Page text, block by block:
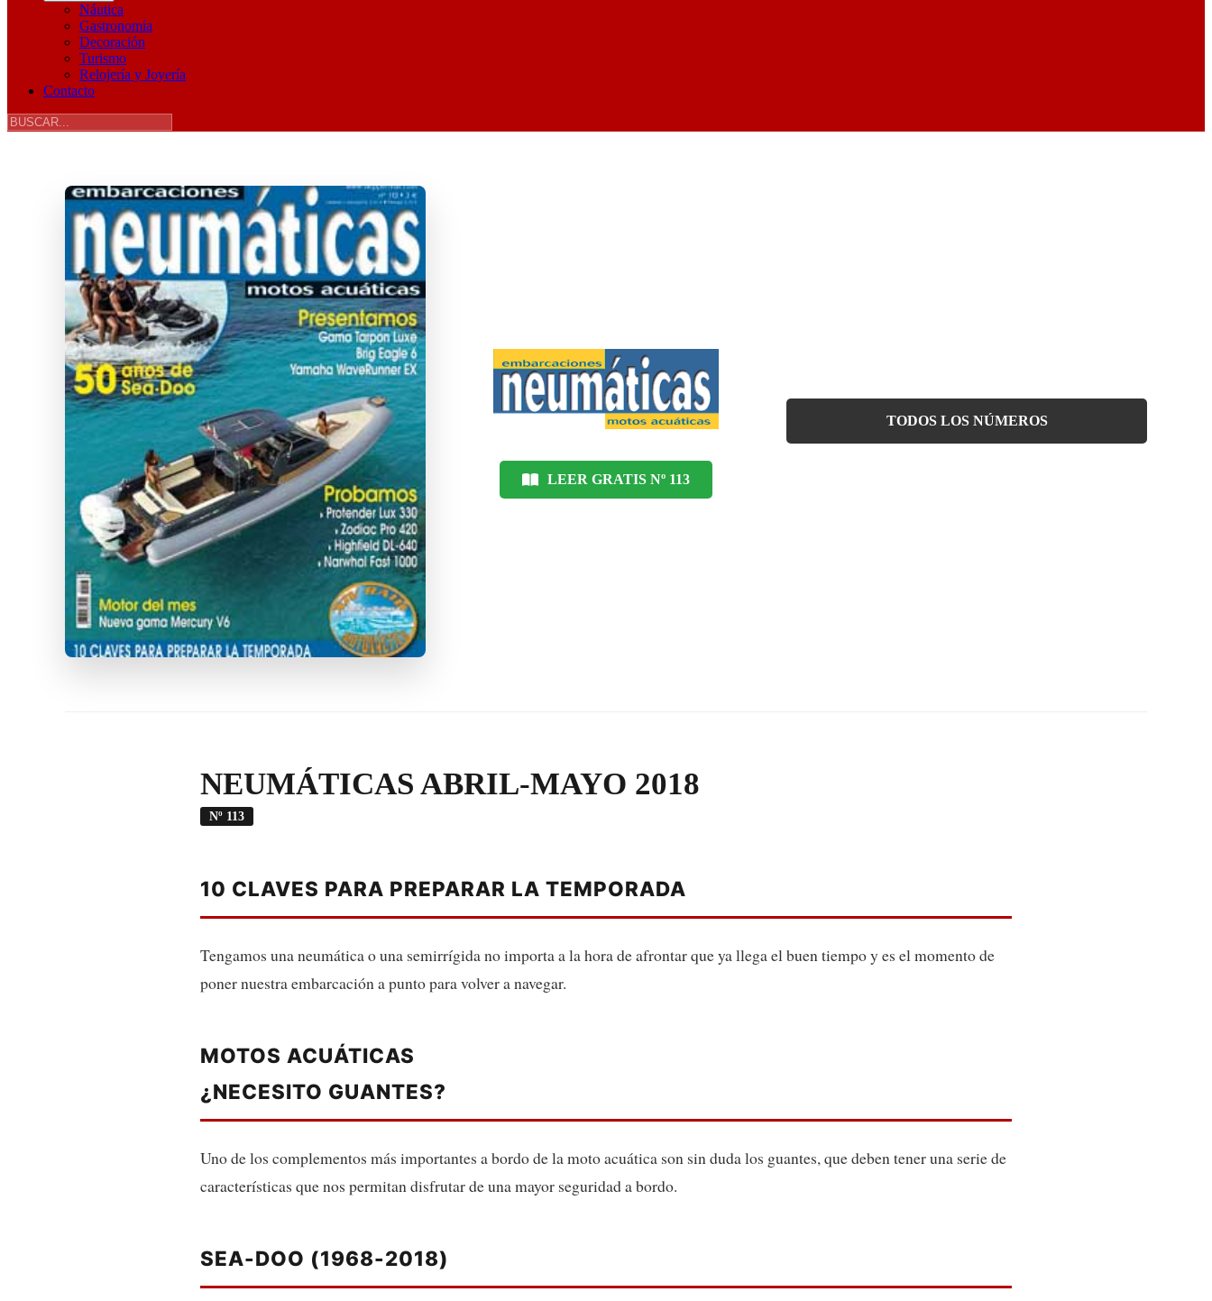
Náutica
Gastronomía
Decoración
Turismo
Relojería y Joyería
Contacto
LEER GRATIS Nº 113
TODOS LOS NÚMEROS
NEUMÁTICAS ABRIL-MAYO 2018
Nº 113
10 CLAVES PARA PREPARAR LA TEMPORADA
Tengamos una neumática o una semirrígida no importa a la hora de afrontar que ya llega el buen tiempo y es el momento de
poner nuestra embarcación a punto para volver a navegar.
MOTOS ACUÁTICAS
¿NECESITO GUANTES?
Uno de los complementos más importantes a bordo de la moto acuática son sin duda los guantes, que deben tener una serie de
características que nos permitan disfrutar de una mayor seguridad a bordo.
SEA-DOO (1968-2018)